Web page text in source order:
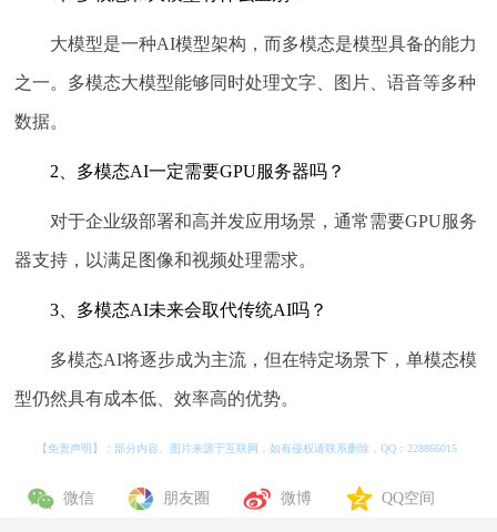
大模型是一种AI模型架构，而多模态是模型具备的能力
之一。多模态大模型能够同时处理文字、图片、语音等多种
数据。
2、多模态AI一定需要GPU服务器吗？
对于企业级部署和高并发应用场景，通常需要GPU服务
器支持，以满足图像和视频处理需求。
3、多模态AI未来会取代传统AI吗？
多模态AI将逐步成为主流，但在特定场景下，单模态模
型仍然具有成本低、效率高的优势。
【免责声明】：部分内容、图片来源于互联网，如有侵权请联系删除，QQ：228866015
微信 朋友圈 微博 QQ空间